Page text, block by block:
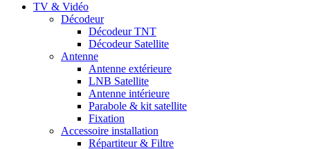
TV & Vidéo
Décodeur
Décodeur TNT
Décodeur Satellite
Antenne
Antenne extérieure
LNB Satellite
Antenne intérieure
Parabole & kit satellite
Fixation
Accessoire installation
Répartiteur & Filtre